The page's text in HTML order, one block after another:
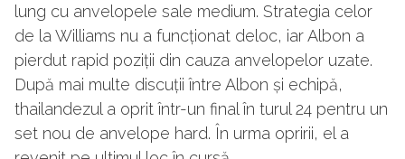
lung cu anvelopele sale medium. Strategia celor
de la Williams nu a funcționat deloc, iar Albon a
pierdut rapid poziții din cauza anvelopelor uzate.
După mai multe discuții între Albon și echipă,
thailandezul a oprit într-un final în turul 24 pentru un
set nou de anvelope hard. În urma opririi, el a